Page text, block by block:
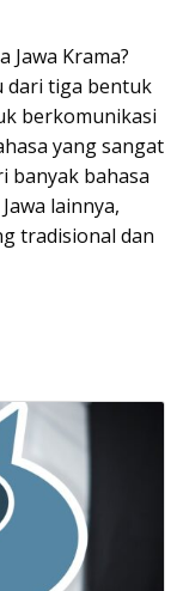
Jawa Krama?
dari tiga bentuk
berkomunikasi
yang sangat
banyak bahasa
lainnya,
tradisional dan